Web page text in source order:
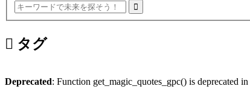
タグ
Deprecated: Function get_magic_quotes_gpc() is deprecated in